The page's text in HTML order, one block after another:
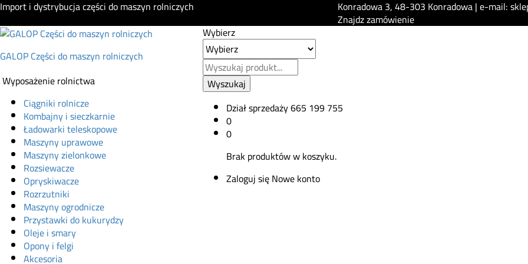
Import i dystrybucja części do maszyn rolniczych Konradowa 3, 48-303 Konradowa | e-mail:
Znajdz zamówienie
GALOP Części do maszyn rolniczych
Wyposażenie rolnictwa
Ciągniki rolnicze
Kombajny i sieczkarnie
Ładowarki teleskopowe
Maszyny uprawowe
Maszyny zielonkowe
Rozsiewacze
Opryskiwacze
Rozrzutniki
Maszyny ogrodnicze
Przystawki do kukurydzy
Oleje i smary
Opony i felgi
Akcesoria
Wybierz
Wyszukaj
Dział sprzedaży665 199 755
0
0
Brak produktów w koszyku.
Zaloguj sięNowe konto